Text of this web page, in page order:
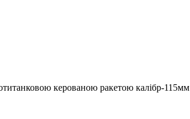
керованою ракетою калібр-115мм